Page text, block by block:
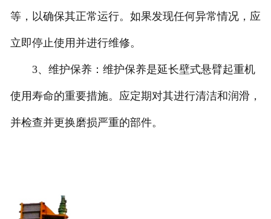
等，以确保其正常运行。如果发现任何异常情况，应
立即停止使用并进行维修。
3、维护保养：维护保养是延长壁式悬臂起重机
使用寿命的重要措施。应定期对其进行清洁和润滑，
并检查并更换磨损严重的部件。